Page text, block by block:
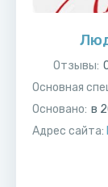
Отзывы:
Основная
Основано: в
Адрес сайта: